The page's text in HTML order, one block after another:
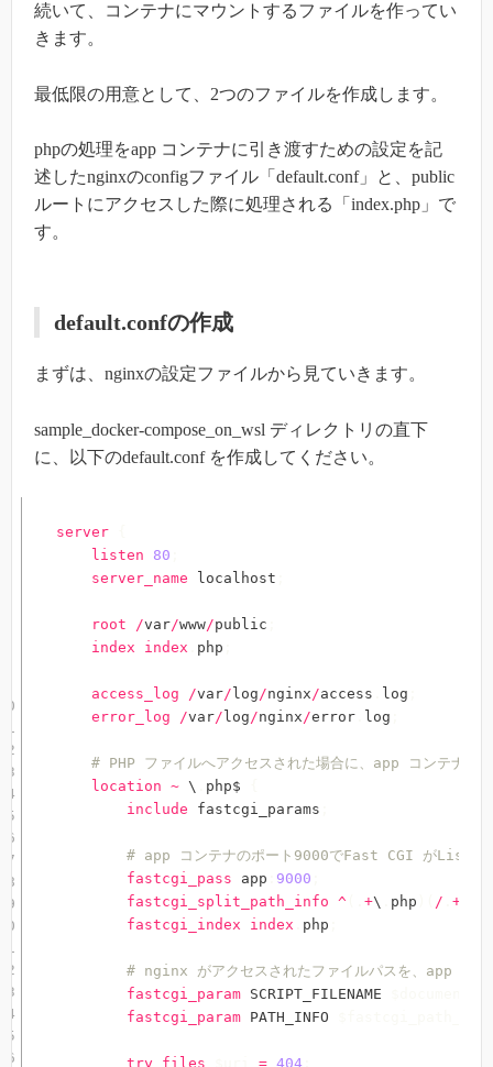
続いて、コンテナにマウントするファイルを作ってい
きます。
最低限の用意として、2つのファイルを作成します。
phpの処理をapp コンテナに引き渡すための設定を記
述したnginxのconfigファイル「default.conf」と、public
ルートにアクセスした際に処理される「index.php」で
す。
default.confの作成
まずは、nginxの設定ファイルから見ていきます。
sample_docker-compose_on_wsl ディレクトリの直下
に、以下のdefault.conf を作成してください。
server
listen
80
server_name localhost
root /var/www/public
index
index php
access_log /var/ log /nginx /access log
error_log
/var/ log /nginx /error log
# PHP ファイルへアクセスされた場合に、app コンテナ
location ~ \ php$
include fastcgi_params
# app コンテナのポート9000でFast CGI がListenし
fastcgi_pass app 9000
fastcgi_split_path_info ^ +\ php / +
fastcgi_index
index php
# nginx がアクセスされたファイルパスを、app コン
fastcgi_param SCRIPT_FILENAME
fastcgi_param PATH_INFO
try_files = 404